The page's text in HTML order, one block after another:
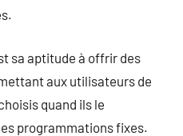
sa aptitude à offrir des
aux utilisateurs de
quand ils le
programmations fixes.